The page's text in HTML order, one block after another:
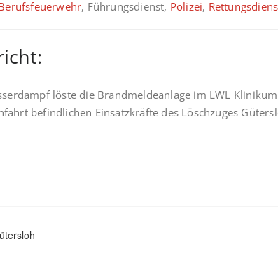
, Führungsdienst, Polizei,
löste die Brandmeldeanlage im LWL
befindlichen Einsatzkräfte des Löschzuges